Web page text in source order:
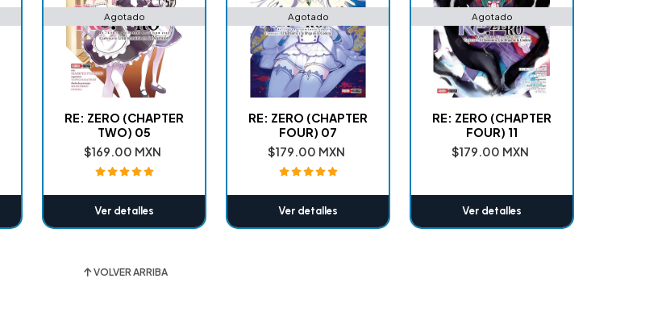
Agotado
RE: ZERO (CHAPTER
TWO) 05
$169.00 MXN
Ver detalles
Agotado
RE: ZERO (CHAPTER
FOUR) 07
$179.00 MXN
Ver detalles
Agotado
RE: ZERO (CHAPTER
FOUR) 11
$179.00 MXN
Ver detalles
VOLVER ARRIBA